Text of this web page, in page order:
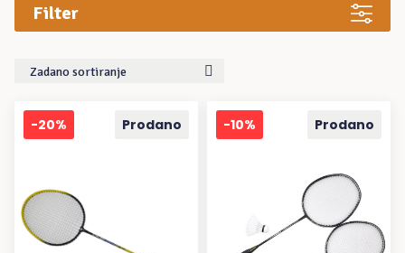
Filter
Zadano sortiranje
-20% Prodano
PROČITAJ VIŠE
-10% Prodano
PROČITAJ VIŠE